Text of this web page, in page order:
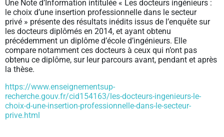
Une Note d’Information intitulée « Les docteurs ingénieurs :
le choix d’une insertion professionnelle dans le secteur
privé » présente des résultats inédits issus de l’enquête sur
les docteurs diplômés en 2014, et ayant obtenu
précédemment un diplôme d’école d’ingénieurs. Elle
compare notamment ces docteurs à ceux qui n’ont pas
obtenu ce diplôme, sur leur parcours avant, pendant et après
la thèse.
https://www.enseignementsup-
recherche.gouv.fr/cid154163/les-docteurs-ingenieurs-le-
choix-d-une-insertion-professionnelle-dans-le-secteur-
prive.html